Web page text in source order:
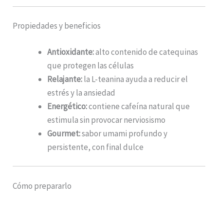
Propiedades y beneficios
Antioxidante:alto contenido de catequinas
que protegen las células
Relajante:la L-teanina ayuda a reducir el
estrés y la ansiedad
Energético:contiene cafeína natural que
estimula sin provocar nerviosismo
Gourmet:sabor umami profundo y
persistente, con final dulce
Cómo prepararlo